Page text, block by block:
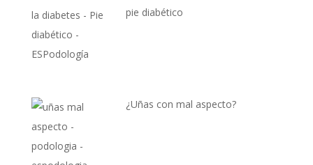
pie diabético
¿Uñas con mal aspecto?